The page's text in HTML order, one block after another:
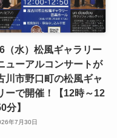
（水）松風ギャラリー
ューアルコンサートが
川市野口町の松風ギャ
ーで開催！【12時～12
分】
年7月30日